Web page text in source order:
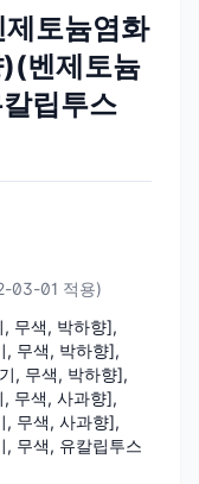
토늄염화
벤제토늄
립투스
03-01 적용)
무색, 박하향],
, 무색, 박하향],
, 무색, 박하향],
무색, 사과향],
, 무색, 사과향],
무색, 유칼립투스